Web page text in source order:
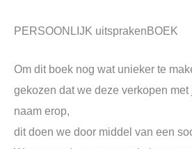
PERSOONLIJK uitsprakenBOEK
Om dit boek nog wat unieker te
gekozen dat we deze verkopen
naam erop,
dit doen we door middel van een